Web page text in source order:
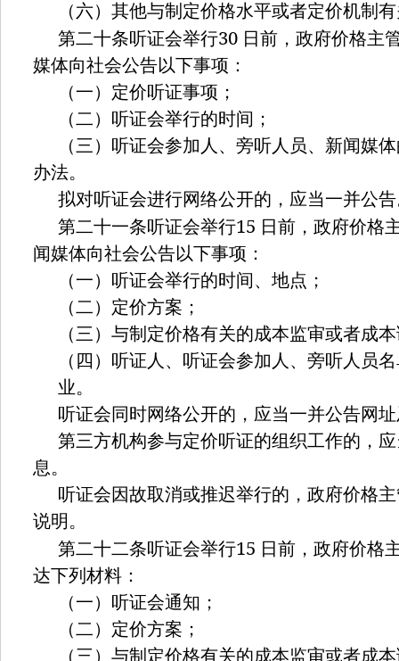
（六）其他与制定价格水平或者定价机制
第二十条听证会举行30 日前，政府价格主
媒体向社会公告以下事项：
（一）定价听证事项；
（二）听证会举行的时间；
（三）听证会参加人、旁听人员、新闻媒
办法。
拟对听证会进行网络公开的，应当一并公
第二十一条听证会举行15 日前，政府价格
闻媒体向社会公告以下事项：
（一）听证会举行的时间、地点；
（二）定价方案；
（三）与制定价格有关的成本监审或者成
（四）听证人、听证会参加人、旁听人员
业。
听证会同时网络公开的，应当一并公告网
第三方机构参与定价听证的组织工作的，
息。
听证会因故取消或推迟举行的，政府价格
说明。
第二十二条听证会举行15 日前，政府价格
达下列材料：
（一）听证会通知；
（二）定价方案；
（三）与制定价格有关的成本监审或者成